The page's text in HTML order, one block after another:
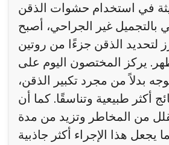
في استخدام حشوات الذقن
بالتجميل غير الجراحي، أصبح
لتحديد الذقن جزءًا من روتين
يركز المختصون اليوم على
بدلاً من مجرد تكبير الذقن،
أكثر طبيعية وتناسقًا. كما أن
من المخاطر وتزيد من مدة
يجعل هذا الإجراء أكثر جاذبية